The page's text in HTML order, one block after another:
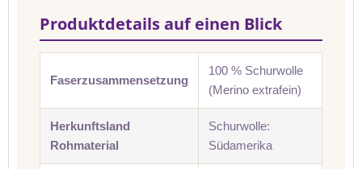
Produktdetails auf einen Blick
Faserzusammensetzung
100 % Schurwolle
(Merino extrafein)
Herkunftsland
Rohmaterial
Schurwolle:
Südamerika